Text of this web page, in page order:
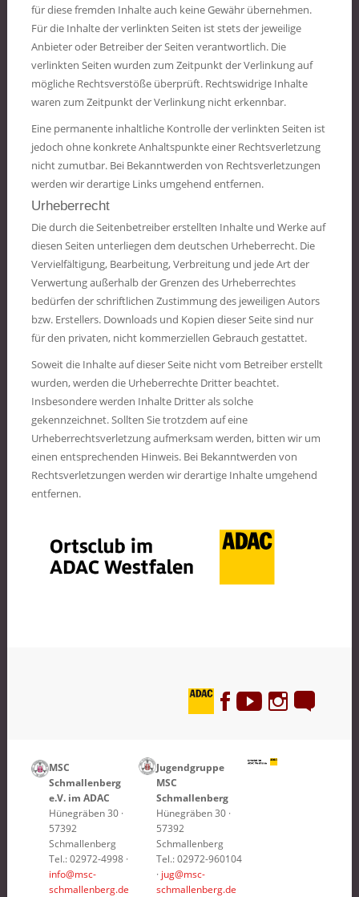
für diese fremden Inhalte auch keine Gewähr übernehmen.
Für die Inhalte der verlinkten Seiten ist stets der jeweilige
Anbieter oder Betreiber der Seiten verantwortlich. Die
verlinkten Seiten wurden zum Zeitpunkt der Verlinkung auf
mögliche Rechtsverstöße überprüft. Rechtswidrige Inhalte
waren zum Zeitpunkt der Verlinkung nicht erkennbar.
Eine permanente inhaltliche Kontrolle der verlinkten Seiten ist
jedoch ohne konkrete Anhaltspunkte einer Rechtsverletzung
nicht zumutbar. Bei Bekanntwerden von Rechtsverletzungen
werden wir derartige Links umgehend entfernen.
Urheberrecht
Die durch die Seitenbetreiber erstellten Inhalte und Werke auf
diesen Seiten unterliegen dem deutschen Urheberrecht. Die
Vervielfältigung, Bearbeitung, Verbreitung und jede Art der
Verwertung außerhalb der Grenzen des Urheberrechtes
bedürfen der schriftlichen Zustimmung des jeweiligen Autors
bzw. Erstellers. Downloads und Kopien dieser Seite sind nur
für den privaten, nicht kommerziellen Gebrauch gestattet.
Soweit die Inhalte auf dieser Seite nicht vom Betreiber erstellt
wurden, werden die Urheberrechte Dritter beachtet.
Insbesondere werden Inhalte Dritter als solche
gekennzeichnet. Sollten Sie trotzdem auf eine
Urheberrechtsverletzung aufmerksam werden, bitten wir um
einen entsprechenden Hinweis. Bei Bekanntwerden von
Rechtsverletzungen werden wir derartige Inhalte umgehend
entfernen.
MSC
Schmallenberg
e.V. im ADAC
Hünegräben 30 ·
57392
Schmallenberg
Tel.: 02972-4998 ·
info@msc-
schmallenberg.de
Jugendgruppe
MSC
Schmallenberg
Hünegräben 30 ·
57392
Schmallenberg
Tel.: 02972-960104
· jug@msc-
schmallenberg.de